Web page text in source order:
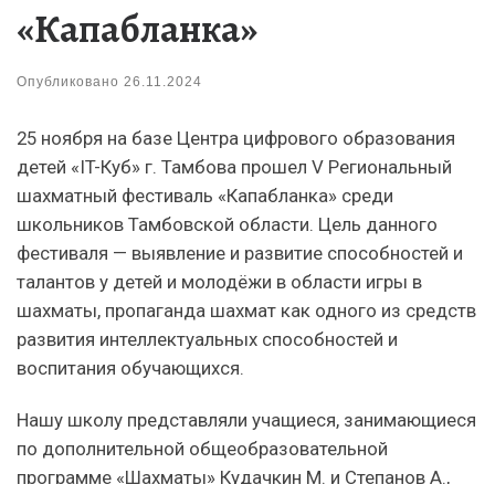
«Капабланка»
Опубликовано 26.11.2024
25 ноября на базе Центра цифрового образования
детей «IT-Куб» г. Тамбова прошел V Региональный
шахматный фестиваль «Капабланка» среди
школьников Тамбовской области. Цель данного
фестиваля — выявление и развитие способностей и
талантов у детей и молодёжи в области игры в
шахматы, пропаганда шахмат как одного из средств
развития интеллектуальных способностей и
воспитания обучающихся.
Нашу школу представляли учащиеся, занимающиеся
по дополнительной общеобразовательной
программе «Шахматы» Кудачкин М. и Степанов А.,